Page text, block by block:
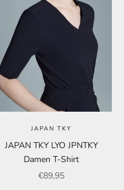
JAPAN TKY
JAPAN TKY LYO JPNTKY
Damen T-Shirt
Angebot
€89,95